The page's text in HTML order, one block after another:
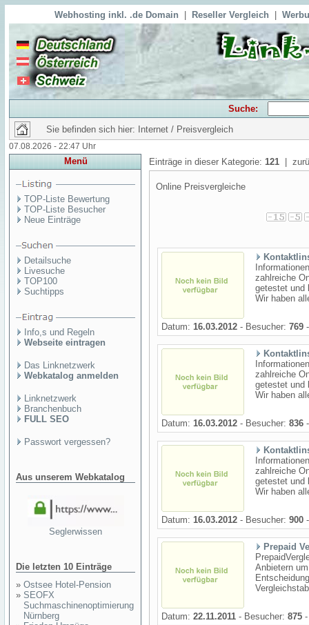
Webhosting inkl. .de Domain Reseller Vergleich
Suche:
Sie befinden sich hier: Internet / Preisvergleich
07.08.2026 - 22:47 Uhr
Menü
TOP-Liste Bewertung
TOP-Liste Besucher
Neue Einträge
Detailsuche
Livesuche
TOP100
Suchtipps
Info,s und Regeln
Webseite eintragen
Das Linknetzwerk
Webkatalog anmelden
Linknetzwerk
Branchenbuch
FULL SEO
Passwort vergessen?
Aus unserem Webkatalog
Seglerwissen
Die letzten 10 Einträge
» Ostsee Hotel-Pension
» SEOFX
Suchmaschinenoptimierung
Nürnberg
Einträge in dieser Kategorie: 121 |
Online Preisvergleiche
zahlreiche
getestet und
Wir haben
Datum: 16.03.2012 - Besucher: 769
zahlreiche
getestet und
Wir haben
Datum: 16.03.2012 - Besucher: 836
zahlreiche
getestet und
Wir haben
Datum: 16.03.2012 - Besucher: 900
Prepaid
Anbietern
Datum: 22.11.2011 - Besucher: 875